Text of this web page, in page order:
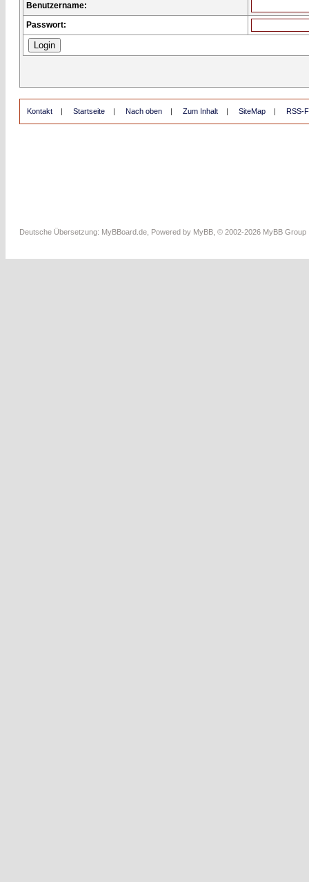
Benutzername:
Passwort:
Kontakt | Startseite | Nach oben | Zum Inhalt | SiteMap | RSS-
Deutsche Übersetzung: MyBBoard.de , Powered by MyBB , © 2002-2026 MyBB Group